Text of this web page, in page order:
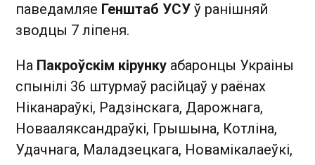
паведамляе Генштаб УСУ ў ранішняй
зводцы 7 ліпеня.
На Пакроўскім кірунку абаронцы Украіны
спынілі 36 штурмаў расійцаў у раёнах
Ніканараўкі, Радзінскага, Дарожнага,
Новааляксандраўкі, Грышына, Котліна,
Удачнага, Маладзецкага, Новамікалаеўкі,